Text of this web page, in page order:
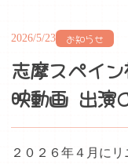
2026/5/23 お知らせ
志摩スペイ
映動画 出演
２０２６年４月に